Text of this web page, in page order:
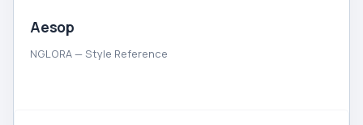
Aesop
NGLORA — Style Reference